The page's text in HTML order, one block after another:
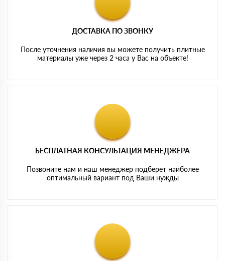
ДОСТАВКА ПО ЗВОНКУ
После уточнения наличия вы можете получить плитные
материалы уже через 2 часа у Вас на объекте!
БЕСПЛАТНАЯ КОНСУЛЬТАЦИЯ МЕНЕДЖЕРА
Позвоните нам и наш менеджер подберет наиболее
оптимальный вариант под Ваши нужды